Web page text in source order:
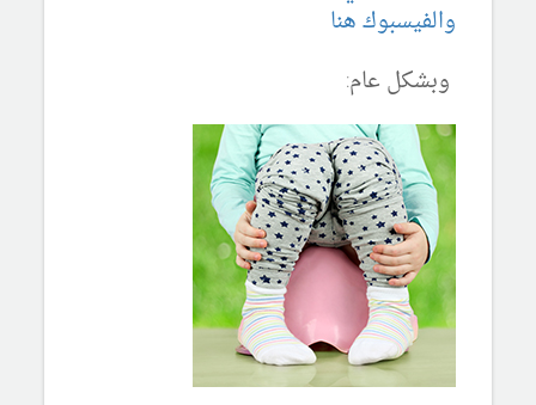
والفيسبوك هنا
وبشكل عام: